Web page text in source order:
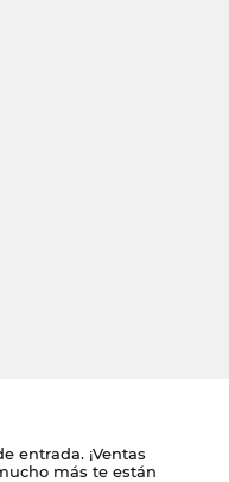
entrada. ¡Ventas
más te están